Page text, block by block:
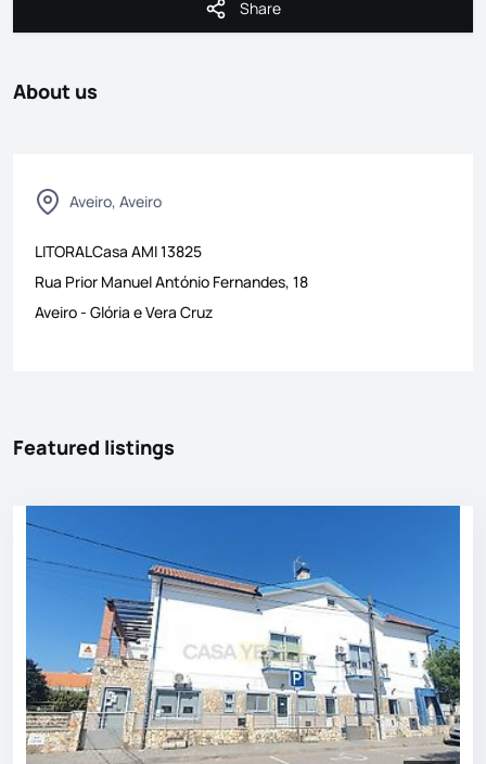
Share
Share
About us
Aveiro, Aveiro
LITORALCasa AMI13825
Rua Prior Manuel António Fernandes, 18
Aveiro- Glória e Vera Cruz
Featured listings